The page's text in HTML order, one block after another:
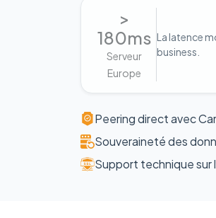
>
180ms
Serveur
Europe
La latence
business.
Peering direct avec
Souveraineté des
Support technique sur